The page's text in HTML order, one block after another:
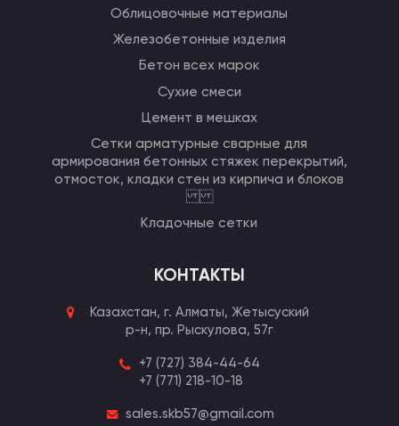
Облицовочные материалы
Железобетонные изделия
Бетон всех марок
Сухие смеси
Цемент в мешках
Сетки арматурные сварные для
армирования бетонных стяжек перекрытий,
отмосток, кладки стен из кирпича и блоков
Кладочные сетки
КОНТАКТЫ
Казахстан, г. Алматы, Жетысуский
р-н, пр. Рыскулова, 57г
+7 (727) 384-44-64
+7 (771) 218-10-18
sales.skb57@gmail.com